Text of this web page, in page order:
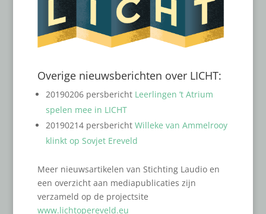
Overige nieuwsberichten over LICHT:
20190206 persbericht Leerlingen ’t Atrium
spelen mee in LICHT
20190214 persbericht Willeke van Ammelrooy
klinkt op Sovjet Ereveld
Meer nieuwsartikelen van Stichting Laudio en
een overzicht aan mediapublicaties zijn
verzameld op de projectsite
www.lichtopereveld.eu